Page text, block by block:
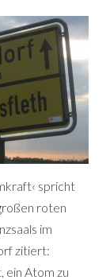
spricht
roten
im
zitiert:
ein Atom zu